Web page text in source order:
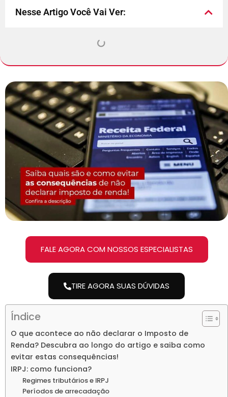
Nesse Artigo Você Vai Ver:
FALE AGORA COM NOSSOS ESPECIALISTAS
TIRE AGORA SUAS DÚVIDAS
Índice
O que acontece ao não declarar o Imposto de
Renda? Descubra ao longo do artigo e saiba como
evitar estas consequências!
IRPJ: como funciona?
Regimes tributários e IRPJ
Períodos de arrecadação